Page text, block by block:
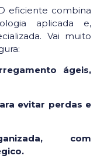
eficiente combina
aplicada e,
Vai muito
ágeis,
evitar perdas e
com